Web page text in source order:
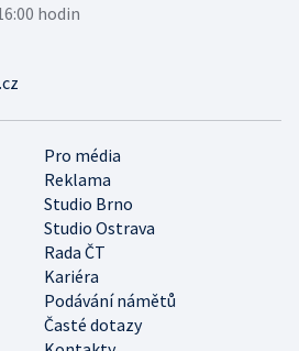
Pro média
Reklama
Studio Brno
Studio Ostrava
Rada ČT
Kariéra
Podávání námětů
Časté dotazy
hodin